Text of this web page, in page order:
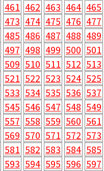
461 462 463 464 465
473 474 475 476 477
485 486 487 488 489
497 498 499 500 501
509 510 511 512 513
521 522 523 524 525
533 534 535 536 537
545 546 547 548 549
557 558 559 560 561
569 570 571 572 573
581 582 583 584 585
593 594 595 596 597